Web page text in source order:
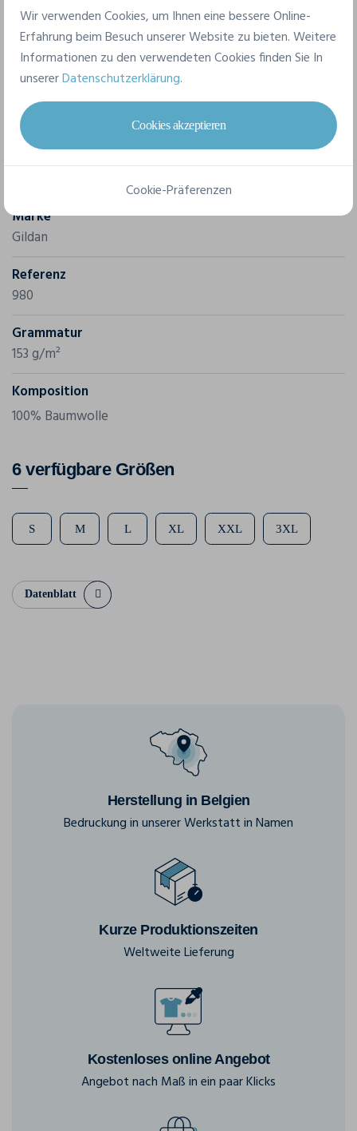
Umetikettierung.
Merkmale
Marke
Gildan
Referenz
980
Grammatur
153 g/m²
Komposition
100% Baumwolle
6 verfügbare Größen
S M L XL XXL 3XL
Datenblatt
Herstellung in Belgien
Bedruckung in unserer Werkstatt in Namen
Kurze Produktionszeiten
Weltweite Lieferung
Kostenloses online Angebot
Angebot nach Maß in ein paar Klicks
Wir verwenden Cookies, um Ihnen eine bessere Online-
Erfahrung beim Besuch unserer Website zu bieten. Weitere
Informationen zu den verwendeten Cookies finden Sie In
unsererDatenschutzerklärung.
Cookies akzeptieren
Cookie-Präferenzen